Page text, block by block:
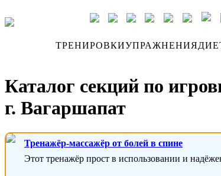
ТРЕНИРОВКИУПРАЖНЕНИЯ
Каталог секций по
г. Вагаршапат
Тренажёр-массажёр от болей в спине
Этот тренажёр прост в использовании и